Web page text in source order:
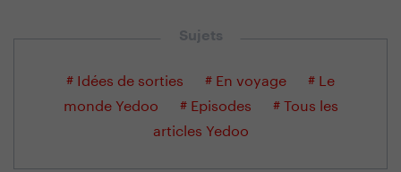
Sujets
# Idées de sorties # En voyage
# Le
monde Yedoo
# Episodes
# Tous les
articles Yedoo